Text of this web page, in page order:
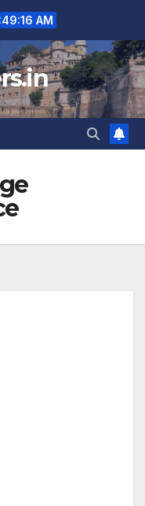
AM